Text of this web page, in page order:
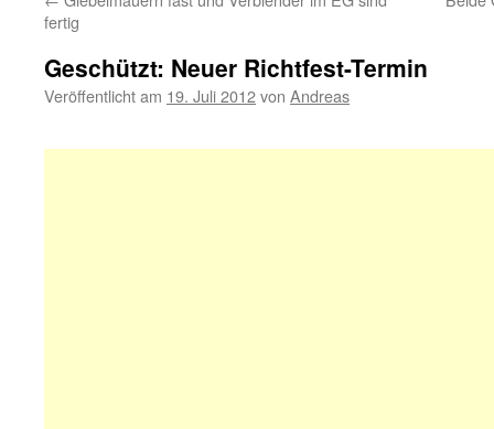
fertig
Geschützt: Neuer Richtfest-Termin
Veröffentlicht am 19. Juli 2012von Andreas